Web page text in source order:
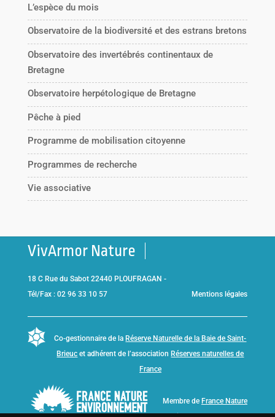
L’espèce du mois
Observatoire de la biodiversité et des estrans bretons
Observatoire des invertébrés continentaux de
Bretagne
Observatoire herpétologique de Bretagne
Pêche à pied
Programme de mobilisation citoyenne
Programmes de recherche
Vie associative
VivArmor Nature
18 C Rue du Sabot 22440 PLOUFRAGAN -
Tél/Fax : 02 96 33 10 57
Mentions légales
Co-gestionnaire de la Réserve Naturelle de la Baie de Saint-
Brieuc et adhérent de l’association Réserves naturelles de
France
Membre de France Nature